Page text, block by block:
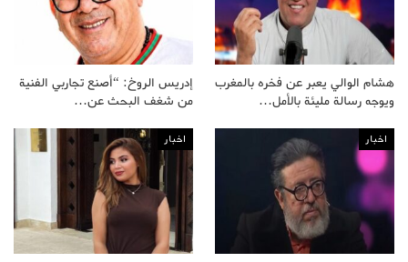
هشام الوالي يعبر عن فخره بالمغرب
ويوجه رسالة مليئة بالأمل…
إدريس الروخ: “أصنع تجاربي الفنية
من شغف البحث عن…
اخبار اخبار